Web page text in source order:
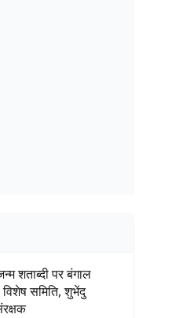
शताब्दी पर बंगाल
समिति, शुभेंदु